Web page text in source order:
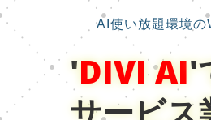
AI使い放題環境の
'DIVI AI'